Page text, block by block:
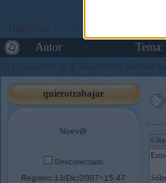
Páginas:
Autor
0 Usuarios y 1 Visitante están
quierotrabajar
Nuev@
Desconectado
Registro:13/Dic/2007~15:47